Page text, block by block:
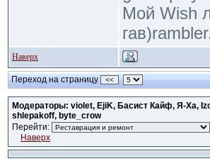
Мой Wish
Наверх
Переход на страницу <<
Модераторы: violet, EjiK, Басист Кайф, Я-Ха,
shlepakoff, byte_crow
Перейти:
Наверх